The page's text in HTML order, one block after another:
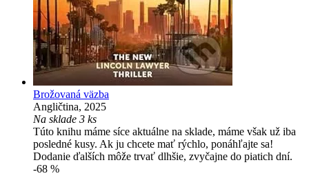
Brožovaná väzba
Angličtina, 2025
Na sklade 3 ks
Túto knihu máme síce aktuálne na sklade, máme však už iba
posledné kusy. Ak ju chcete mať rýchlo, ponáhľajte sa!
Dodanie ďalších môže trvať dlhšie, zvyčajne do piatich dní.
-68 %